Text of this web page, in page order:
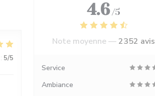
: 5/5
4.6 /5
Note moyenne —2352 avis
Service
Ambiance